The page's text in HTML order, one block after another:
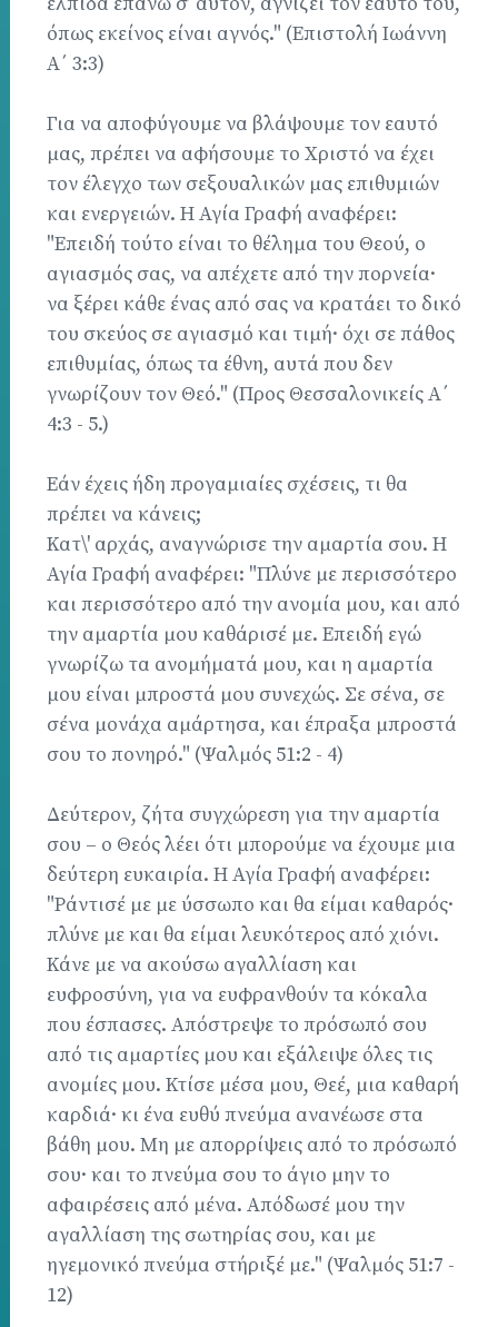
όπως εκείνος είναι αγνός." (Επιστολή Ιωάννη
Α΄ 3:3)
Για να αποφύγουμε να βλάψουμε τον εαυτό
μας, πρέπει να αφήσουμε το Χριστό να έχει
τον έλεγχο των σεξουαλικών μας επιθυμιών
και ενεργειών. Η Αγία Γραφή αναφέρει:
"Επειδή τούτο είναι το θέλημα του Θεού, ο
αγιασμός σας, να απέχετε από την πορνεία·
να ξέρει κάθε ένας από σας να κρατάει το δικό
του σκεύος σε αγιασμό και τιμή· όχι σε πάθος
επιθυμίας, όπως τα έθνη, αυτά που δεν
γνωρίζουν τον Θεό." (Προς Θεσσαλονικείς Α΄
4:3 - 5.)
Εάν έχεις ήδη προγαμιαίες σχέσεις, τι θα
πρέπει να κάνεις;
Κατ\' αρχάς, αναγνώρισε την αμαρτία σου. Η
Αγία Γραφή αναφέρει: "Πλύνε με περισσότερο
και περισσότερο από την ανομία μου, και από
την αμαρτία μου καθάρισέ με. Επειδή εγώ
γνωρίζω τα ανομήματά μου, και η αμαρτία
μου είναι μπροστά μου συνεχώς. Σε σένα, σε
σένα μονάχα αμάρτησα, και έπραξα μπροστά
σου το πονηρό." (Ψαλμός 51:2 - 4)
Δεύτερον, ζήτα συγχώρεση για την αμαρτία
σου – ο Θεός λέει ότι μπορούμε να έχουμε μια
δεύτερη ευκαιρία. Η Αγία Γραφή αναφέρει:
"Ράντισέ με με ύσσωπο και θα είμαι καθαρός·
πλύνε με και θα είμαι λευκότερος από χιόνι.
Κάνε με να ακούσω αγαλλίαση και
ευφροσύνη, για να ευφρανθούν τα κόκαλα
που έσπασες. Απόστρεψε το πρόσωπό σου
από τις αμαρτίες μου και εξάλειψε όλες τις
ανομίες μου. Κτίσε μέσα μου, Θεέ, μια καθαρή
καρδιά· κι ένα ευθύ πνεύμα ανανέωσε στα
βάθη μου. Μη με απορρίψεις από το πρόσωπό
σου· και το πνεύμα σου το άγιο μην το
αφαιρέσεις από μένα. Απόδωσέ μου την
αγαλλίαση της σωτηρίας σου, και με
ηγεμονικό πνεύμα στήριξέ με." (Ψαλμός 51:7 -
12)